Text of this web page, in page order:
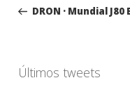
entradas
PostDRON · Mundial J80
Últimos tweets